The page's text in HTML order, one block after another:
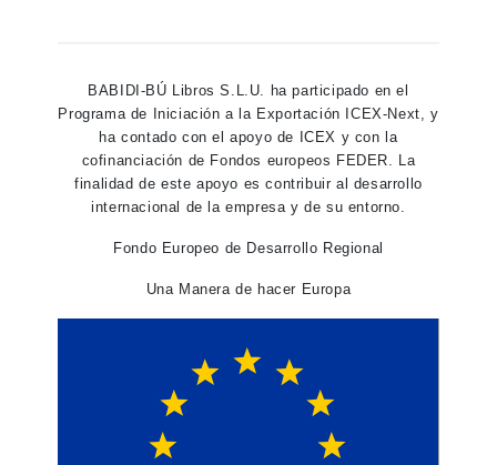
BABIDI-BÚ Libros S.L.U. ha participado en el
Programa de Iniciación a la Exportación ICEX-Next, y
ha contado con el apoyo de ICEX y con la
cofinanciación de Fondos europeos FEDER. La
finalidad de este apoyo es contribuir al desarrollo
internacional de la empresa y de su entorno.
Fondo Europeo de Desarrollo Regional
Una Manera de hacer Europa